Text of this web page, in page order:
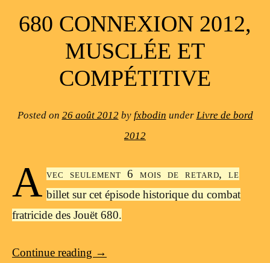
680 CONNEXION 2012,
MUSCLÉE ET
COMPÉTITIVE
Posted on 26 août 2012 by fxbodin under Livre de bord
2012
A vec seulement 6 mois de retard, le
billet sur cet épisode historique du combat
fratricide des Jouët 680.
Continue reading →